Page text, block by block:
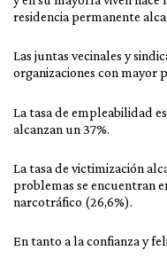
residencia permanente
Las juntas vecinales y
organizaciones con mayor
La tasa de empleabilidad
alcanzan un 37%.
La tasa de victimización
problemas se encuentran
narcotráfico (26,6%).
En tanto a la confianza y